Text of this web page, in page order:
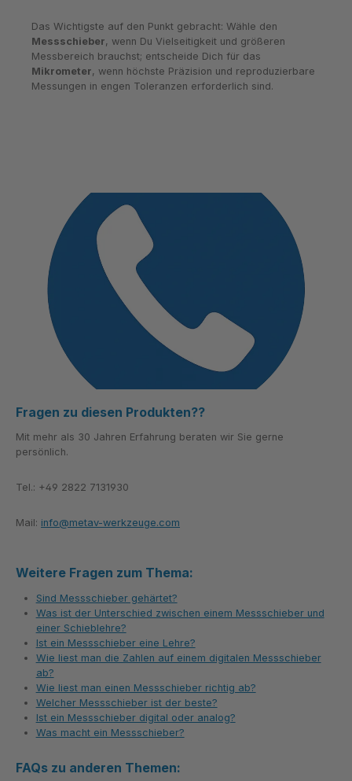
Das Wichtigste auf den Punkt gebracht: Wähle den
Messschieber, wenn Du Vielseitigkeit und größeren
Messbereich brauchst; entscheide Dich für das
Mikrometer, wenn höchste Präzision und reproduzierbare
Messungen in engen Toleranzen erforderlich sind.
Fragen zu diesen Produkten??
Mit mehr als 30 Jahren Erfahrung beraten wir Sie gerne
persönlich.
Tel.: +49 2822 7131930
Mail: info@metav-werkzeuge.com
Weitere Fragen zum Thema:
Sind Messschieber gehärtet?
Was ist der Unterschied zwischen einem Messschieber und
einer Schieblehre?
Ist ein Messschieber eine Lehre?
Wie liest man die Zahlen auf einem digitalen Messschieber
ab?
Wie liest man einen Messschieber richtig ab?
Welcher Messschieber ist der beste?
Ist ein Messschieber digital oder analog?
Was macht ein Messschieber?
FAQs zu anderen Themen: